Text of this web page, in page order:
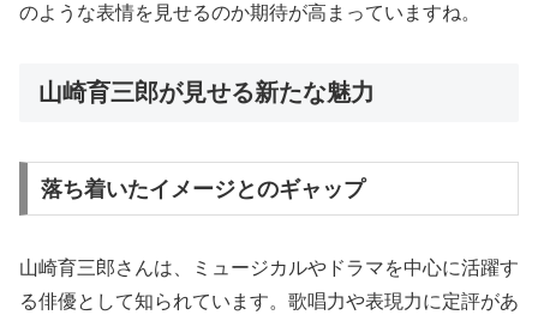
のような表情を見せるのか期待が高まっていますね。
山崎育三郎が見せる新たな魅力
落ち着いたイメージとのギャップ
山崎育三郎さんは、ミュージカルやドラマを中心に活躍す
る俳優として知られています。歌唱力や表現力に定評があ